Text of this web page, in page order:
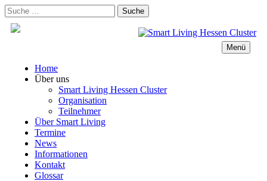
Zum
Inhalt
springen
Suche
nach:
Menü
Home
Über uns
Smart Living Hessen Cluster
Organisation
Teilnehmer
Über Smart Living
Termine
News
Informationen
Kontakt
Glossar